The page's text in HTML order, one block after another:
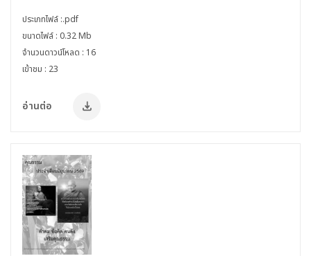
ประเภทไฟล์ :.pdf
ขนาดไฟล์ : 0.32 Mb
จำนวนดาวน์โหลด : 16
เข้าชม : 23
อ่านต่อ